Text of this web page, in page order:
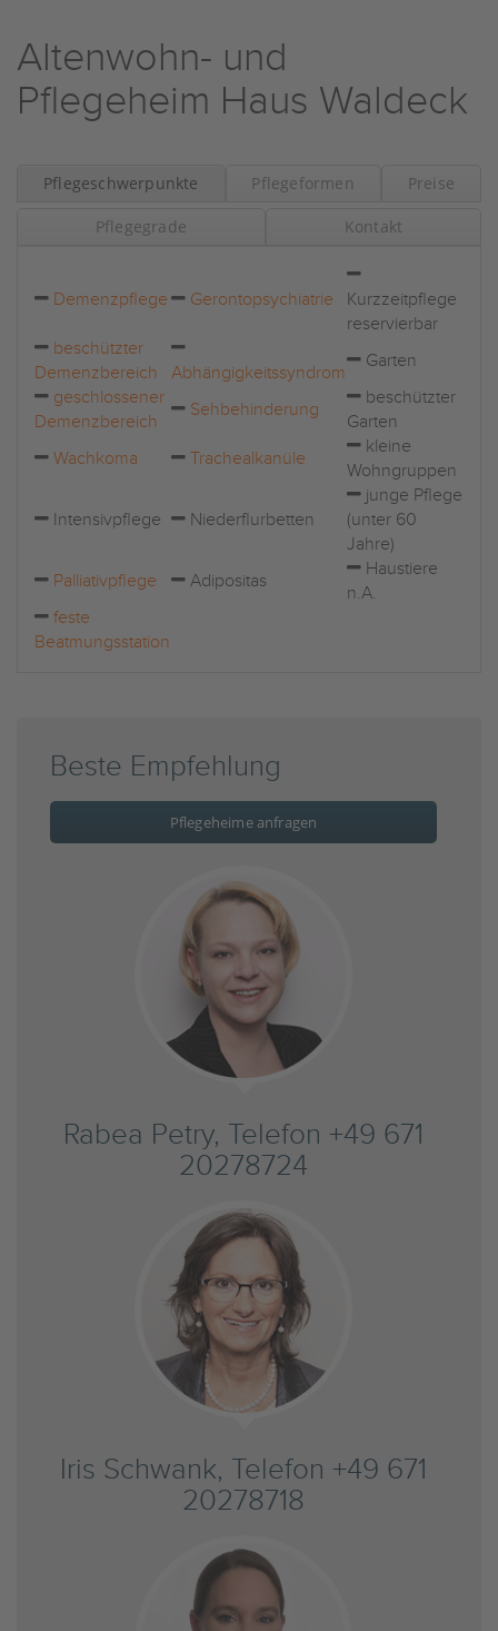
Altenwohn- und
Pflegeheim Haus Waldeck
Pflegeschwerpunkte Pflegeformen Preise
Pflegegrade Kontakt
Demenzpflege Gerontopsychiatrie
Kurzzeitpflege
reservierbar
beschützter
Demenzbereich
Abhängigkeitssyndrom
Garten
geschlossener
Demenzbereich
Sehbehinderung
beschützter
Garten
Wachkoma
Trachealkanüle
kleine
Wohngruppen
Intensivpflege Niederflurbetten
junge Pflege
(unter 60
Jahre)
Palliativpflege
Adipositas
Haustiere
n.A.
feste
Beatmungsstation
Beste Empfehlung
Pflegeheime anfragen
Rabea Petry, Telefon +49 671
20278724
Iris Schwank, Telefon +49 671
20278718